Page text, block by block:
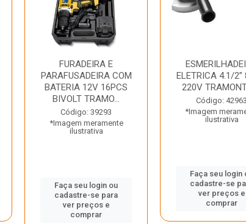
FURADEIRA E
PARAFUSADEIRA COM
BATERIA 12V 16PCS
BIVOLT TRAMO...
Código: 39293
*Imagem meramente
ilustrativa
Faça seu login ou
cadastre-se para
ver preços e
comprar
ELETRICA 4.1/2”
220V
Código: 42963
*Imagem
ilustrativa
Faça seu login
cadastre-se
ver preços e
comprar